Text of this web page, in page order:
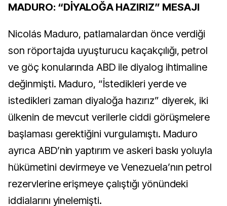
MADURO: “DİYALOĞA HAZIRIZ” MESAJI
Nicolás Maduro, patlamalardan önce verdiği
son röportajda uyuşturucu kaçakçılığı, petrol
ve göç konularında ABD ile diyalog ihtimaline
değinmişti. Maduro, “İstedikleri yerde ve
istedikleri zaman diyaloğa hazırız” diyerek, iki
ülkenin de mevcut verilerle ciddi görüşmelere
başlaması gerektiğini vurgulamıştı. Maduro
ayrıca ABD’nin yaptırım ve askeri baskı yoluyla
hükümetini devirmeye ve Venezuela’nın petrol
rezervlerine erişmeye çalıştığı yönündeki
iddialarını yinelemişti.